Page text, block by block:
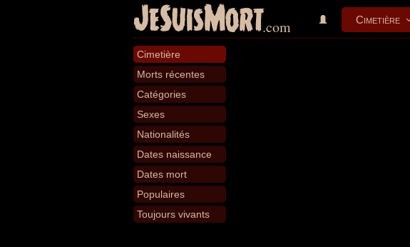
JeSuisMort.com Cimetière
Cimetière
Morts récentes
Catégories
Sexes
Nationalités
Dates naissance
Dates mort
Populaires
Toujours vivants